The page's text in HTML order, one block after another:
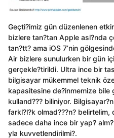
Geçti?imiz gün düzenlenen
bizlere tan?tan Apple asl?nda
tan?tt? ama iOS 7’nin
Air bizlere sunulurken bir gün
gerçekle?tirildi. Ultra ince bir
bilgisayar mükemmel teknik
kapasitesine de?inmemize
kulland??? biliniyor.
farkl?l?k olmad???n?
sadece daha ince bir yap?
yla kuvvetlendirilmi?.